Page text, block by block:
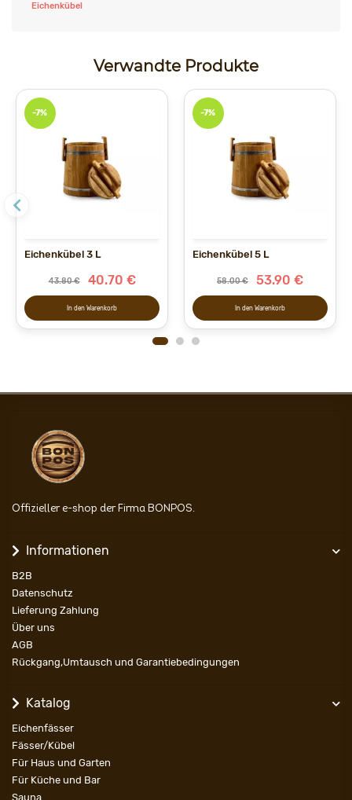
Eichenkübel
Verwandte Produkte
-7%
Eichenkübel 3 L
43.80 € 40.70 €
In den Warenkorb
-7%
Eichenkübel 5 L
58.00 € 53.90 €
In den Warenkorb
Offizieller e-shop der Firma BONPOS.
Informationen
B2B
Datenschutz
Lieferung Zahlung
Über uns
AGB
Rückgang,Umtausch und Garantiebedingungen
Katalog
Eichenfässer
Fässer/Kübel
Für Haus und Garten
Für Küche und Bar
Sauna